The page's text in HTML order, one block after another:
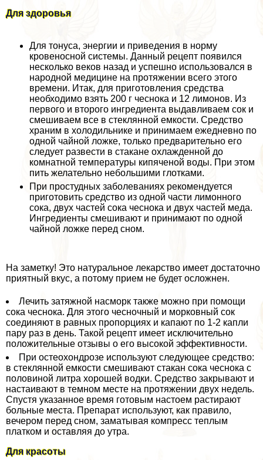
Для здоровья
Для тонуса, энергии и приведения в норму
кровеносной системы. Данный рецепт появился
несколько веков назад и успешно использовался в
народной медицине на протяжении всего этого
времени. Итак, для приготовления средства
необходимо взять 200 г чеснока и 12 лимонов. Из
первого и второго ингредиента выдавливаем сок и
смешиваем все в стеклянной емкости. Средство
храним в холодильнике и принимаем ежедневно по
одной чайной ложке, только предварительно его
следует развести в стакане охлажденной до
комнатной температуры кипяченой воды. При этом
пить желательно небольшими глотками.
При простудных заболеваниях рекомендуется
приготовить средство из одной части лимонного
сока, двух частей сока чеснока и двух частей меда.
Ингредиенты смешивают и принимают по одной
чайной ложке перед сном.
На заметку! Это натуральное лекарство имеет достаточно
приятный вкус, а потому прием не будет осложнен.
Лечить затяжной насморк также можно при помощи
сока чеснока. Для этого чесночный и морковный сок
соединяют в равных пропорциях и капают по 1-2 капли
пару раз в день. Такой рецепт имеет исключительно
положительные отзывы о его высокой эффективности.
При остеохондрозе используют следующее средство:
в стеклянной емкости смешивают стакан сока чеснока с
половиной литра хорошей водки. Средство закрывают и
настаивают в темном месте на протяжении двух недель.
Спустя указанное время готовым настоем растирают
больные места. Препарат используют, как правило,
вечером перед сном, заматывая компресс теплым
платком и оставляя до утра.
Для красоты